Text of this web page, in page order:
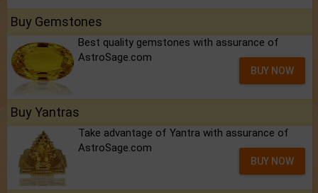
Buy Gemstones
Best quality gemstones with assurance of
AstroSage.com
BUY NOW
Buy Yantras
Take advantage of Yantra with assurance of
AstroSage.com
BUY NOW